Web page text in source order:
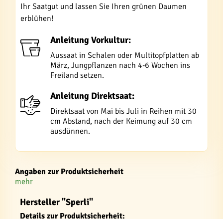
Ihr Saatgut und lassen Sie Ihren grünen Daumen
erblühen!
Anleitung Vorkultur:
Aussaat in Schalen oder Multitopfplatten ab
März, Jungpflanzen nach 4-6 Wochen ins
Freiland setzen.
Anleitung Direktsaat:
Direktsaat von Mai bis Juli in Reihen mit 30
cm Abstand, nach der Keimung auf 30 cm
ausdünnen.
Angaben zur Produktsicherheit
mehr
Hersteller "Sperli"
Details zur Produktsicherheit: